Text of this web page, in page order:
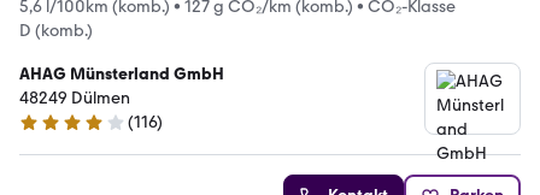
5,6 l/100km (komb.) • 127 g CO₂/km (komb.) • CO₂-Klasse
D (komb.)
AHAG Münsterland GmbH
48249 Dülmen
4.1 Sterne
(116)